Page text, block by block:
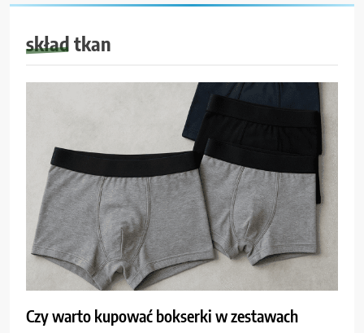
skład tkan
Czy warto kupować bokserki w zestawach